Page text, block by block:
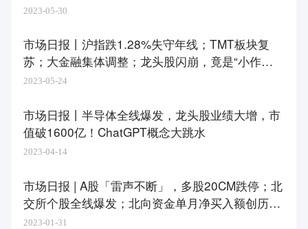
2023-05-30
市场日报丨沪指跌1.28%失守年线；TMT板块复
苏；大金融集体调整；龙头股闪崩，竟是“小作
文”惹的祸
2023-05-24
市场日报丨半导体全线爆发，龙头股业绩大增，市
值破1600亿！ChatGPT概念大跳水
2023-04-14
市场日报 | A股「雷声不断」，多股20CM跌停；北
交所个股全线爆发；北向资金单月净买入额创历史
新高
2023-01-31